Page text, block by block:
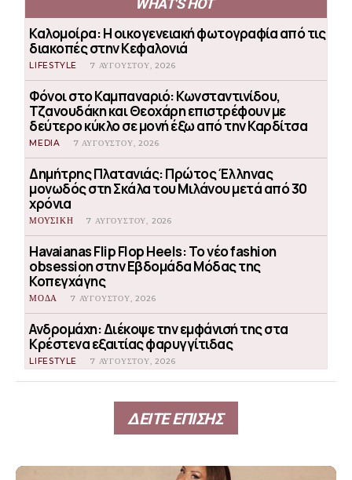
WHAT'S HOT
Καλομοίρα: Η οικογενειακή φωτογραφία από τις
διακοπές στην Κεφαλονιά
LIFESTYLE 7 ΑΥΓΟΎΣΤΟΥ, 2026
Φόνοι στο Καμπαναριό: Κωνσταντινίδου,
Τζανουδάκη και Θεοχάρη επιστρέφουν με
δεύτερο κύκλο σε μονή έξω από την Καρδίτσα
MEDIA 7 ΑΥΓΟΎΣΤΟΥ, 2026
Δημήτρης Πλατανιάς: Πρώτος Έλληνας
μονωδός στη Σκάλα του Μιλάνου μετά από 30
χρόνια
ΜΟΥΣΙΚΗ 7 ΑΥΓΟΎΣΤΟΥ, 2026
Havaianas Flip Flop Heels: Το νέο fashion
obsession στην Εβδομάδα Μόδας της
Κοπεγχάγης
ΜΟΔΑ 7 ΑΥΓΟΎΣΤΟΥ, 2026
Ανδρομάχη: Διέκοψε την εμφάνισή της στα
Κρέστενα εξαιτίας φαρυγγίτιδας
LIFESTYLE 7 ΑΥΓΟΎΣΤΟΥ, 2026
ΔΕΙΤΕ ΕΠΙΣΗΣ